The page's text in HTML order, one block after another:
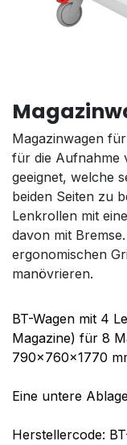
Magazinwagen
für die Aufnahme
geeignet, welche
beiden Seiten zu
Lenkrollen mit
davon mit
ergonomischen
manövrieren.
BT-Wagen mit 4
Magazine) für 8
790x760x1770
Eine untere
Herstellercode: